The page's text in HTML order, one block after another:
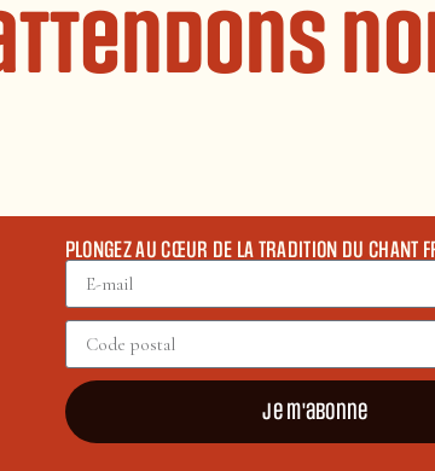
PLONGEZ AU CŒUR DE LA TRADITION DU CHANT
Je m'abonne